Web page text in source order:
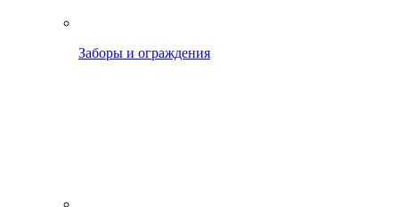
Заборы и ограждения